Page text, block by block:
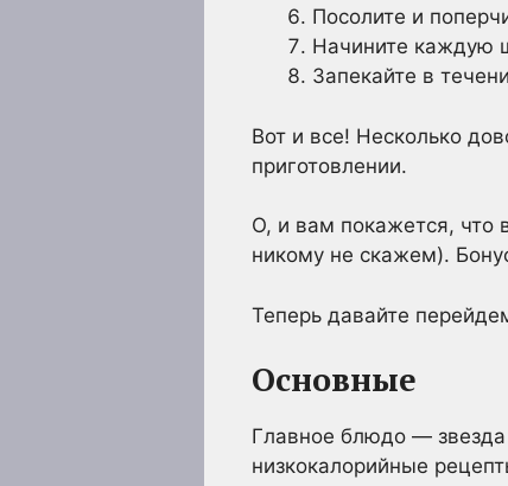
Посолите и
Начините каждую
Запекайте в
Вот и все! Несколько
приготовлении.
О, и вам покажется, что
никому не скажем).
Теперь давайте
Основные
Главное блюдо —
низкокалорийные